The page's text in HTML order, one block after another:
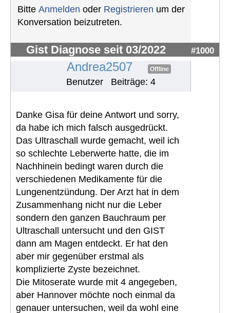
Bitte Anmelden oder Registrieren um der
Konversation beizutreten.
Gist Diagnose seit 03/2022 #1000
Andrea2507 Offline
Benutzer Beiträge: 4
Danke Gisa für deine Antwort und sorry,
da habe ich mich falsch ausgedrückt.
Das Ultraschall wurde gemacht, weil ich
so schlechte Leberwerte hatte, die im
Nachhinein bedingt waren durch die
verschiedenen Medikamente für die
Lungenentzündung. Der Arzt hat in dem
Zusammenhang nicht nur die Leber
sondern den ganzen Bauchraum per
Ultraschall untersucht und den GIST
dann am Magen entdeckt. Er hat den
aber mir gegenüber erstmal als
komplizierte Zyste bezeichnet.
Die Mitoserate wurde mit 4 angegeben,
aber Hannover möchte noch einmal da
genauer untersuchen, weil da wohl eine